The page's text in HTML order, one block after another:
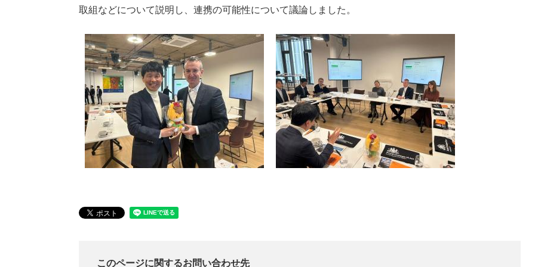
取組などについて説明し、連携の可能性について議論しました。
このページに関するお問い合わせ先